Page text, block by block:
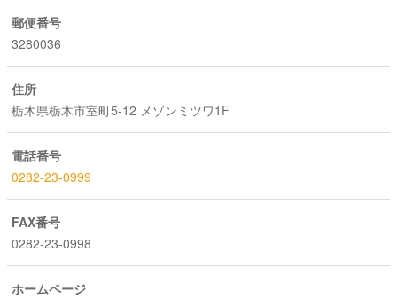
郵便番号
3280036
住所
栃木県栃木市室町5-12 メゾンミツワ1F
電話番号
0282-23-0999
FAX番号
0282-23-0998
ホームページ